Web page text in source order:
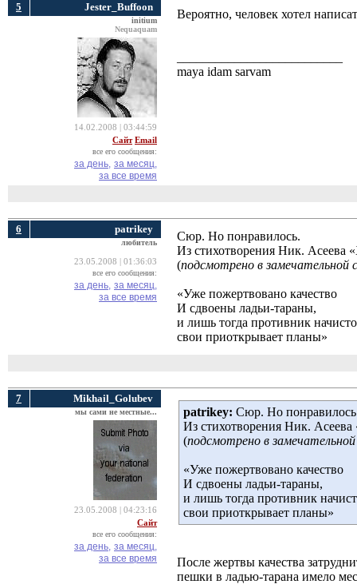
5 Jester_Buffoon
initium
Nequaquam
14.02.2008 | 03:44:59
Сайт Email
все его сообщения:
за день, за месяц,
за все время
Вероятно, человек хотел
maya idam sarvam
6 patrikey
любитель
23.05.2008 | 01:36:03
все его сообщения:
за день, за месяц,
за все время
Сюр. Но понравилось.
Из стихотворения Ник. Асеева
(подсмотрено в замечательной
«Уже пожертвовано качество
И сдвоены ладьи-тараны,
и лишь тогда противник начисто
свои приоткрывает планы»
7 Mikhail_Golubev
мы сами не местные...
23.05.2008 | 04:23:16
Сайт
все его сообщения:
за день, за месяц,
за все время
patrikey: Сюр. Но
Из стихотворения Ник.
(подсмотрено в
«Уже пожертвовано качество
И сдвоены ладьи-тараны,
и лишь тогда противник
свои приоткрывает планы»
После жертвы качества
пешки в ладью-тарана имело